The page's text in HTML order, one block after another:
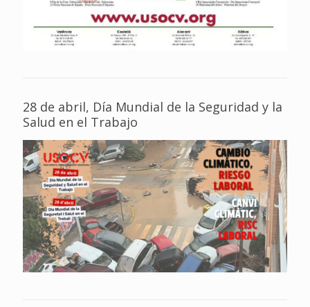
28 de abril, Día Mundial de la Seguridad y la
Salud en el Trabajo